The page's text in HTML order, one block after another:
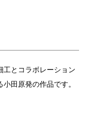
工とコラボレーション
田原発の作品です。